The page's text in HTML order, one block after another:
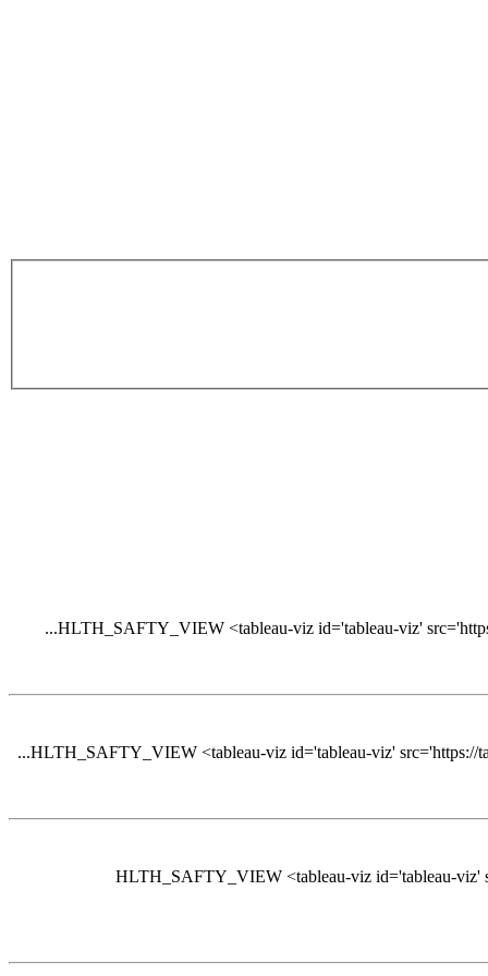
HLTH_SAFTY_VIEW <tableau-viz id='tableau-viz'
HLTH_SAFTY_VIEW <tableau-viz id='tableau-viz' src='https://
HLTH_SAFTY_VIEW <tableau-viz id='tableau-viz'